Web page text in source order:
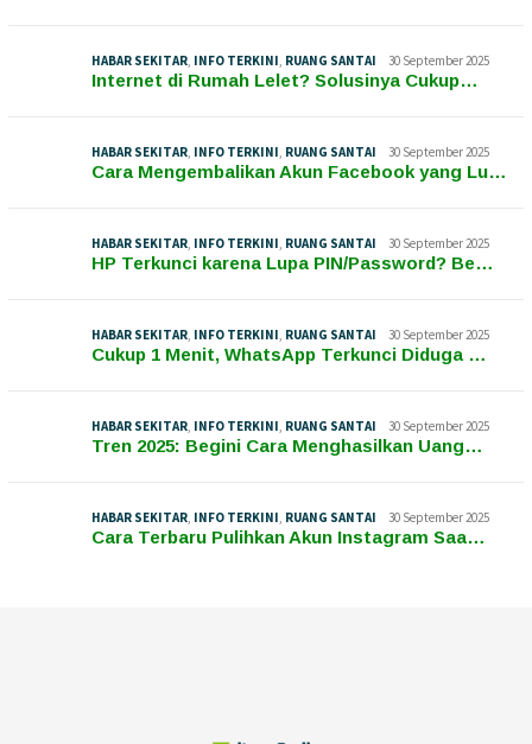
HABAR SEKITAR INFO TERKINI RUANG SANTAI 30 September 2025
Internet di Rumah Lelet? Solusinya Cukup…
HABAR SEKITAR INFO TERKINI RUANG SANTAI 30 September 2025
Cara Mengembalikan Akun Facebook yang Lu…
HABAR SEKITAR INFO TERKINI RUANG SANTAI 30 September 2025
HP Terkunci karena Lupa PIN/Password? Be…
HABAR SEKITAR INFO TERKINI RUANG SANTAI 30 September 2025
Cukup 1 Menit, WhatsApp Terkunci Diduga …
HABAR SEKITAR INFO TERKINI RUANG SANTAI 30 September 2025
Tren 2025: Begini Cara Menghasilkan Uang…
HABAR SEKITAR INFO TERKINI RUANG SANTAI 30 September 2025
Cara Terbaru Pulihkan Akun Instagram Saa…